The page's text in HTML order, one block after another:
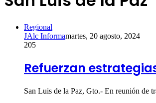
Regional
JAlc Informamartes, 20 agosto, 2024
205
Refuerzan
San Luis de la Paz, Gto.- En reunión de